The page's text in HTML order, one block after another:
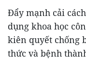
Đẩy mạnh cải
dụng khoa học
kiên quyết chống
thức và bệnh